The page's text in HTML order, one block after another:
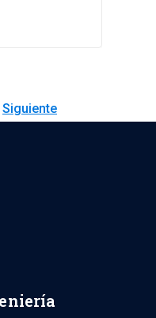
Siguiente
→